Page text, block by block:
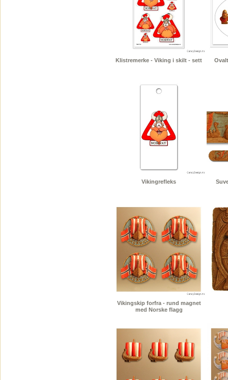
Klistremerke - Viking i skilt - sett
Vikingrefleks
Vikingskip forfra - rund magnet
med Norske flagg